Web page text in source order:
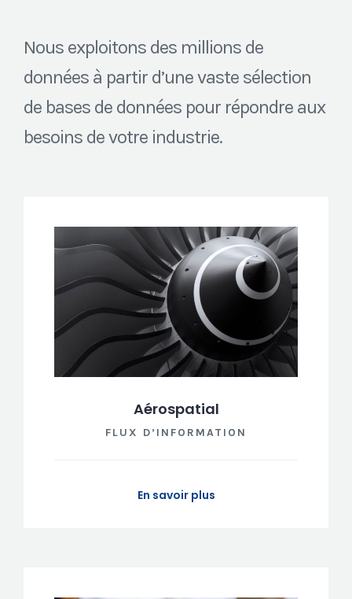
Nous exploitons des millions de
données à partir d’une vaste sélection
de bases de données pour répondre aux
besoins de votre industrie.
Aérospatial
FLUX D’INFORMATION
En savoir plus